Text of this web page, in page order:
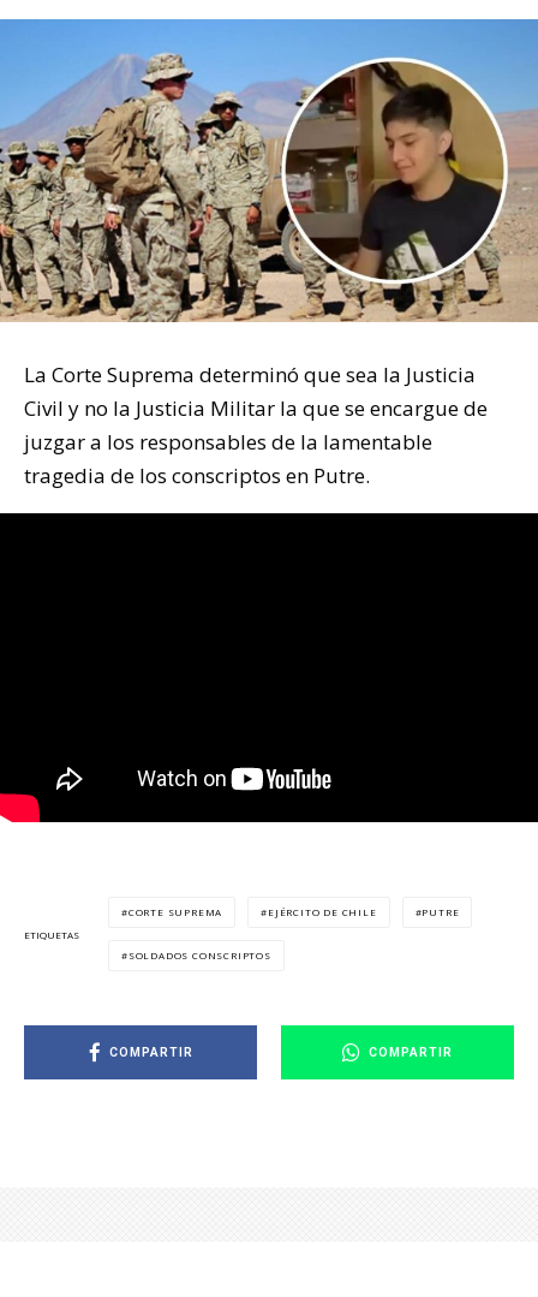
La Corte Suprema determinó que sea la Justicia
Civil y no la Justicia Militar la que se encargue de
juzgar a los responsables de la lamentable
tragedia de los conscriptos en Putre.
ETIQUETAS
CORTE SUPREMA EJÉRCITO DE CHILE PUTRE
SOLDADOS CONSCRIPTOS
COMPARTIR COMPARTIR